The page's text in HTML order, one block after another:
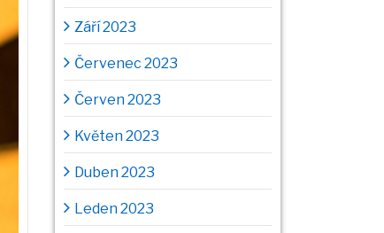
Září 2023
Červenec 2023
Červen 2023
Květen 2023
Duben 2023
Leden 2023